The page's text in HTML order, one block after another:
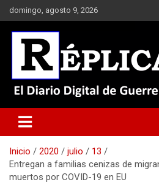
Saltar
al
contenido
domingo, agosto 9, 2026
Réplica
Inicio 2020 julio
13
Entregan a familias cenizas de
muertos por COVID-19 en EU